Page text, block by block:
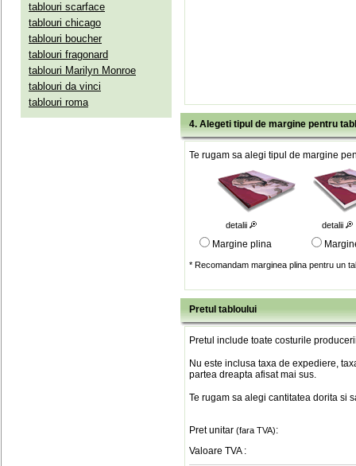
tablouri scarface
tablouri chicago
tablouri boucher
tablouri fragonard
tablouri Marilyn Monroe
tablouri da vinci
tablouri roma
4. Alegeti tipul de margine pentru
Te rugam sa alegi tipul de margine
detalii detalii
Margine plina
* Recomandam marginea plina pentru un
Pretul tabloului
Pretul include toate costurile
Nu este inclusa taxa de expediere,
partea dreapta afisat mai sus.
Te rugam sa alegi cantitatea dorita si
Pret unitar (fara TVA):
Valoare TVA :